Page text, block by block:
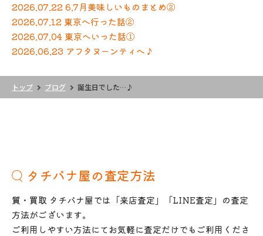
2026.07.22 6.7月美味しいものまとめ②
2026.07.12 東京へ行った話②
2026.07.04 東京へいった話①
2026.06.23 アフタヌーンティへ♪
トップ ブログ 誕生日でした…♪
タチバナ屋の査定方法
質・買取 タチバナ屋では「来店査定」「LINE査定」の査定
方法がございます。
ご利用しやすい方法にてお気軽に査定だけでもご利用くださ